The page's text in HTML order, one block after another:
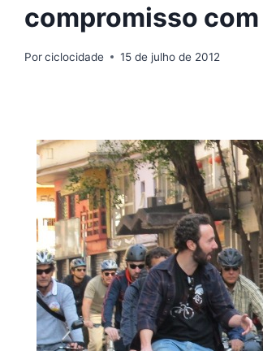
compromisso
Porciclocidade 15 de julho de 2012